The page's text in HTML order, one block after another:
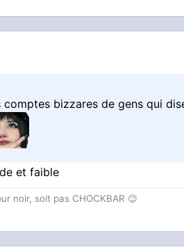
comptes bizzares de gens qui
et faible
noir, soit pas CHOCKBAR 😉️